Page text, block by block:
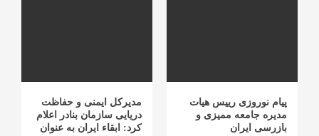
پیام نوروزی رییس هیات
مدیره جامعه ممیزی و
بازرسی ایران
مدیرکل ایمنی و حفاظت
دریایی سازمان بنادر اعلام
کرد: ابقاء ایران به عنوان